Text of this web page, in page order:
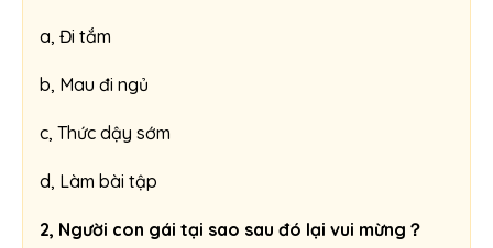
a, Đi tắm
b, Mau đi ngủ
c, Thức dậy sớm
d, Làm bài tập
2, Người con gái tại sao sau đó lại vui mừng？